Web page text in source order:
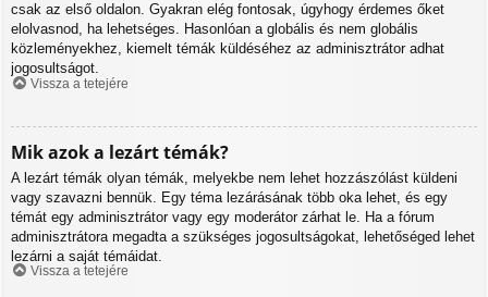
csak az első oldalon. Gyakran elég fontosak, úgyhogy érdemes őket
elolvasnod, ha lehetséges. Hasonlóan a globális és nem globális
közleményekhez, kiemelt témák küldéséhez az adminisztrátor adhat
jogosultságot.
Vissza a tetejére
Mik azok a lezárt témák?
A lezárt témák olyan témák, melyekbe nem lehet hozzászólást küldeni
vagy szavazni bennük. Egy téma lezárásának több oka lehet, és egy
témát egy adminisztrátor vagy egy moderátor zárhat le. Ha a fórum
adminisztrátora megadta a szükséges jogosultságokat, lehetőséged lehet
lezárni a saját témáidat.
Vissza a tetejére